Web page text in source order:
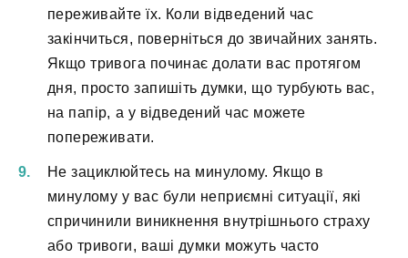
переживайте їх. Коли відведений час
закінчиться, поверніться до звичайних занять.
Якщо тривога починає долати вас протягом
дня, просто запишіть думки, що турбують вас,
на папір, а у відведений час можете
попереживати.
Не зациклюйтесь на минулому. Якщо в
минулому у вас були неприємні ситуації, які
спричинили виникнення внутрішнього страху
або тривоги, ваші думки можуть часто